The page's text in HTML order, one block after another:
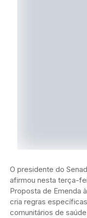
O presidente do
afirmou nesta terça-
Proposta de Emenda
cria regras
comunitários de